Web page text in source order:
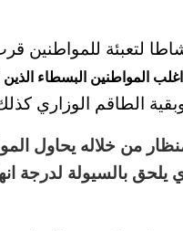
المواطنين البسطاء الذين
الطاقم الوزاري
من خلاله يحاول